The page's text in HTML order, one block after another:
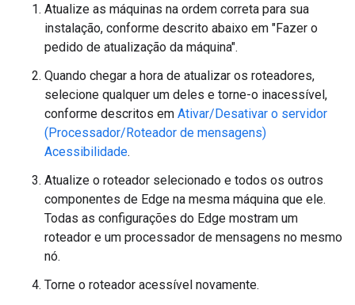
Atualize as máquinas na ordem correta para sua
instalação, conforme descrito abaixo em "Fazer o
pedido de atualização da máquina".
Quando chegar a hora de atualizar os roteadores,
selecione qualquer um deles e torne-o inacessível,
conforme descritos em Ativar/Desativar o servidor
(Processador/Roteador de mensagens)
Acessibilidade.
Atualize o roteador selecionado e todos os outros
componentes de Edge na mesma máquina que ele.
Todas as configurações do Edge mostram um
roteador e um processador de mensagens no mesmo
nó.
Torne o roteador acessível novamente.